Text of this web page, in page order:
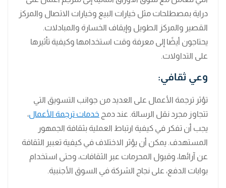
دراية بمصطلحات مثل خيارات البيع وخيارات الاتصال والمركز
القصير والمركز الطويل وإيقاف الخسارة والمبادلات.
يحتاجون أيضًا إلى معرفة وقت استخدامها وكيفية تأثيرها
على التداولات.
وعي ثقافي:
تؤثر ترجمة الأعمال على العديد من جوانب التسويق التي
تتجاوز مجرد نقل الرسالة. عند دمج خدمات ترجمة الأعمال،
يجب أن تفكر في كيفية ارتباط العملية بثقافة الجمهور
المستهدف. يمكن أن يؤثر الاختلاف في كيفية تعبير الثقافة
عن آرائها، وقبول المحرمات عبر الثقافات، وحتى استخدام
بوابات الدفع، على نجاح الشركة في السوق الأجنبية.